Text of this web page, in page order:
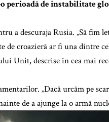
perioadă de instabilitate
a descuraja Rusia. „Să fim
de croazieră ar fi una dintre
Unit, descrise în cea mai
„Dacă urcăm pe
de a ajunge la o armă